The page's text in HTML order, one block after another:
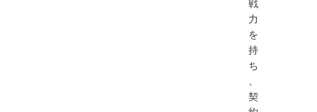
戦
力
を
持
ち
、
契